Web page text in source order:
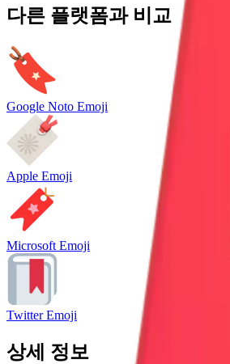
다른 플랫폼과 비교
Google Noto Emoji
Apple Emoji
Microsoft Emoji
Twitter Emoji
상세 정보